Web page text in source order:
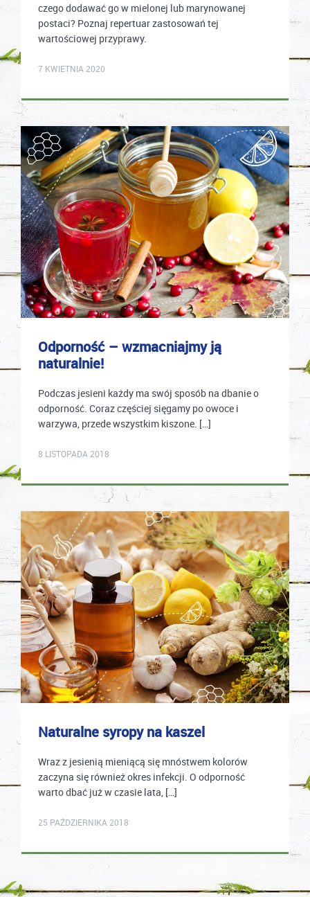
czego dodawać go w mielonej lub marynowanej
postaci? Poznaj repertuar zastosowań tej
wartościowej przyprawy.
7 KWIETNIA 2020
Odporność – wzmacniajmy ją
naturalnie!
Podczas jesieni każdy ma swój sposób na dbanie o
odporność. Coraz częściej sięgamy po owoce i
warzywa, przede wszystkim kiszone. […]
8 LISTOPADA 2018
Naturalne syropy na kaszel
Wraz z jesienią mieniącą się mnóstwem kolorów
zaczyna się również okres infekcji. O odporność
warto dbać już w czasie lata, […]
25 PAŹDZIERNIKA 2018